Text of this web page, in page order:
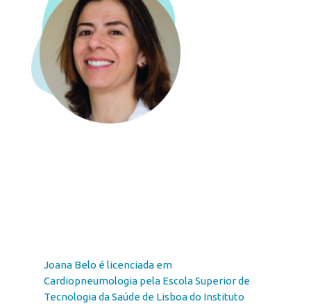
Joana Belo é licenciada em
Cardiopneumologia pela Escola Superior de
Tecnologia da Saúde de Lisboa do Instituto